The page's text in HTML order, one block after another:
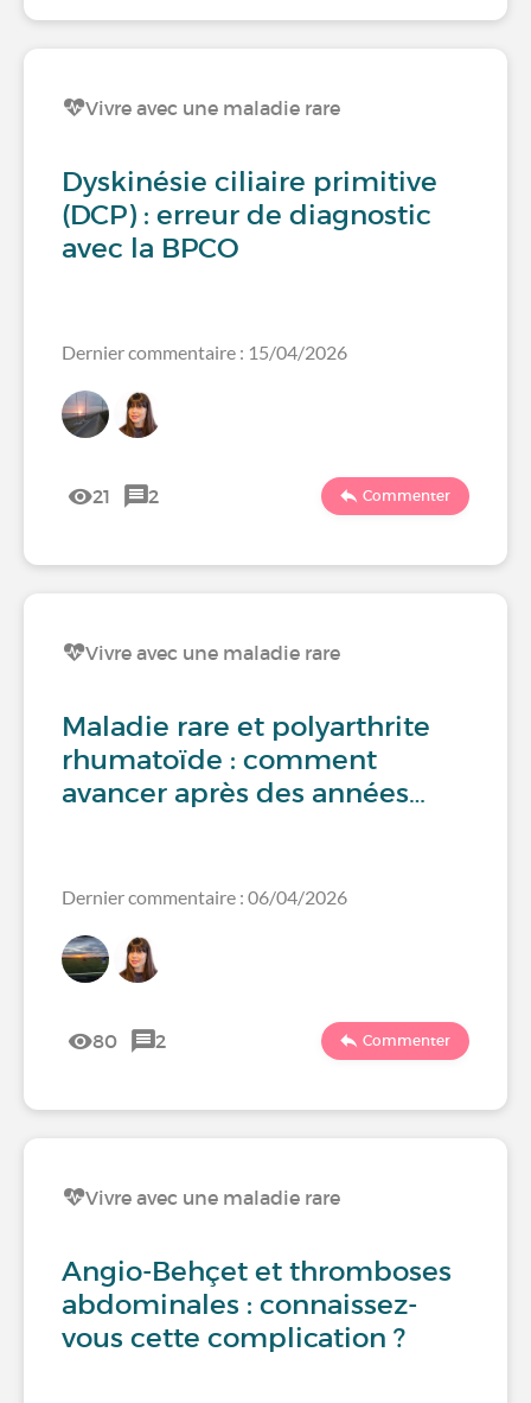
Vivre avec une maladie rare
Dyskinésie ciliaire primitive
(DCP) : erreur de diagnostic
avec la BPCO
Dernier commentaire : 15/04/2026
21 2 Commenter
Vivre avec une maladie rare
Maladie rare et polyarthrite
rhumatoïde : comment
avancer après des années…
Dernier commentaire : 06/04/2026
80 2 Commenter
Vivre avec une maladie rare
Angio-Behçet et thromboses
abdominales : connaissez-
vous cette complication ?